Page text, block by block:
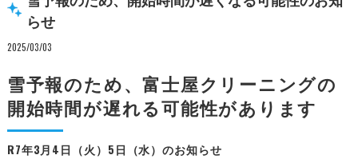
らせ
2025/03/03
R7年3月4日（火）5日（水）のお知らせ
雪予報のため、富士屋クリーニングの
開始時間が遅れる可能性があります